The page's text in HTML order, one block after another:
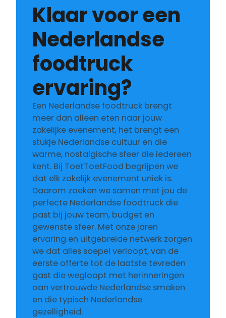
Klaar voor een
Nederlandse
foodtruck
ervaring?
Een Nederlandse foodtruck brengt
meer dan alleen eten naar jouw
zakelijke evenement, het brengt een
stukje Nederlandse cultuur en die
warme, nostalgische sfeer die iedereen
kent. Bij ToetToetFood begrijpen we
dat elk zakelijk evenement uniek is.
Daarom zoeken we samen met jou de
perfecte Nederlandse foodtruck die
past bij jouw team, budget en
gewenste sfeer. Met onze jaren
ervaring en uitgebreide netwerk zorgen
we dat alles soepel verloopt, van de
eerste offerte tot de laatste tevreden
gast die wegloopt met herinneringen
aan vertrouwde Nederlandse smaken
en die typisch Nederlandse
gezelligheid.